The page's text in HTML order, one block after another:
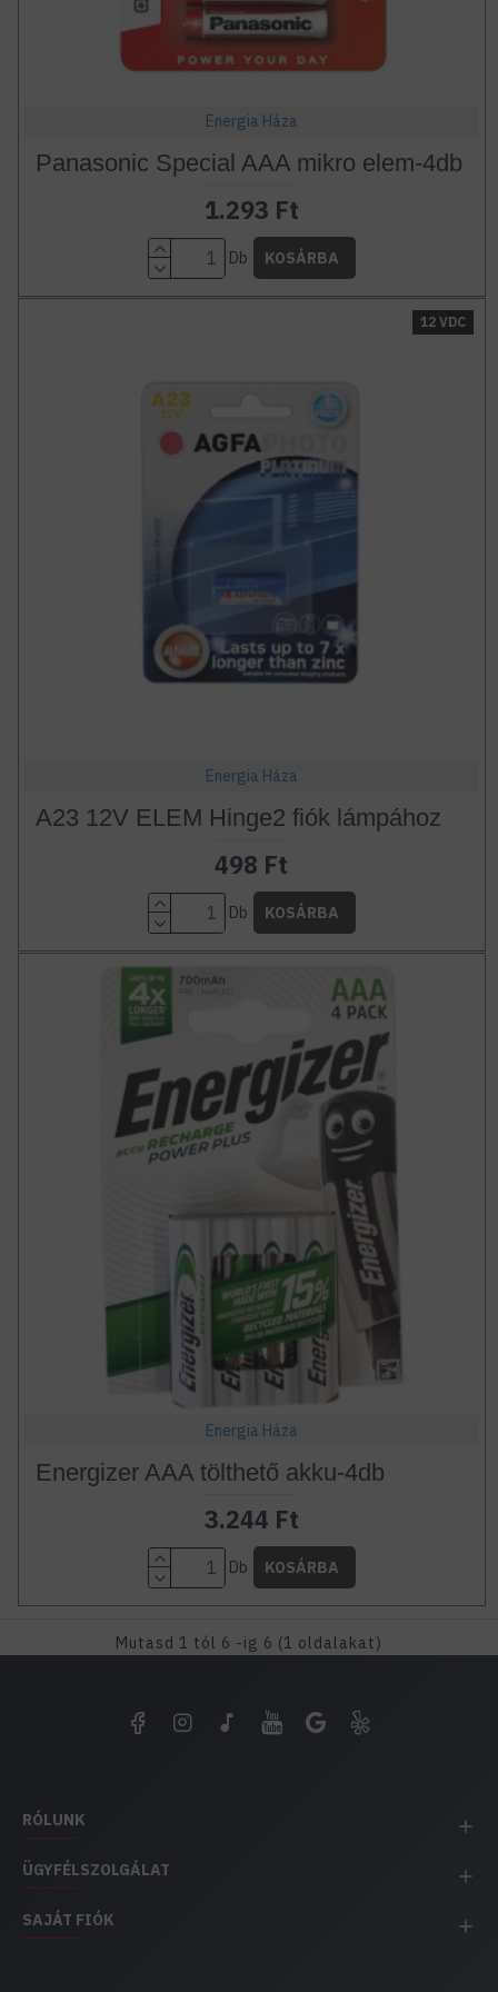
Energia Háza
Panasonic Special AAA mikro elem-4db
1.293 Ft
Db KOSÁRBA
12 VDC
Energia Háza
A23 12V ELEM Hinge2 fiók lámpához
498 Ft
Db KOSÁRBA
Energia Háza
Energizer AAA tölthető akku-4db
3.244 Ft
Db KOSÁRBA
Mutasd 1 tól 6 -ig 6 (1 oldalakat)
RÓLUNK
ÜGYFÉLSZOLGÁLAT
SAJÁT FIÓK